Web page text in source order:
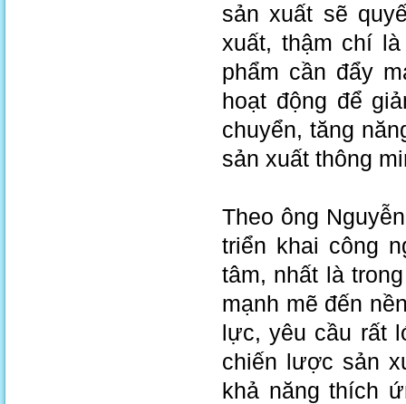
sản xuất sẽ
xuất, thậm chí
phẩm cần đẩy
hoạt động để
chuyển, tăng
sản xuất thông
Theo ông
triển khai công
tâm, nhất là
mạnh mẽ đến
lực, yêu cầu rất
chiến lược sản
khả năng thích